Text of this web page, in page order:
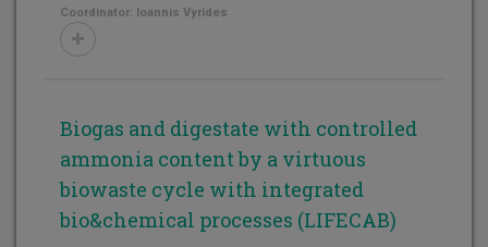
Coordinator: Ioannis Vyrides
Biogas and digestate with controlled
ammonia content by a virtuous
biowaste cycle with integrated
bio&chemical processes (LIFECAB)